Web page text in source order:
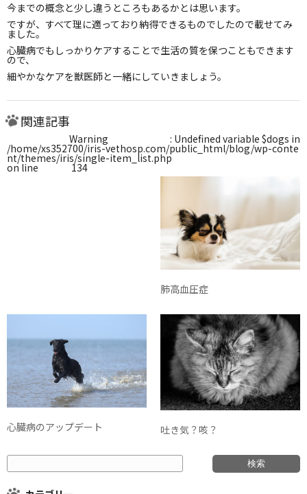
今までの概念と少し違うところもあるかとは思います。
ですが、すべて理に適っており納得できるものでしたので載せてみ
ました。
心臓病でもしっかりケアすることで生活の質を保つこともできます
ので、
細やかなケアを獣医師と一緒にしていきましょう。
関連記事
Warning : Undefined variable $dogs in
/home/xs352700/iris-vethosp.com/public_html/blog/wp-conte
nt/themes/iris/single-item_list.php
on line 134
肺高血圧症
心臓病のアップデート 吐き気？咳？